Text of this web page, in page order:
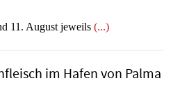
11. August jeweils (...)
im Hafen von Palma